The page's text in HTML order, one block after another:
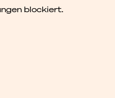
blockiert.